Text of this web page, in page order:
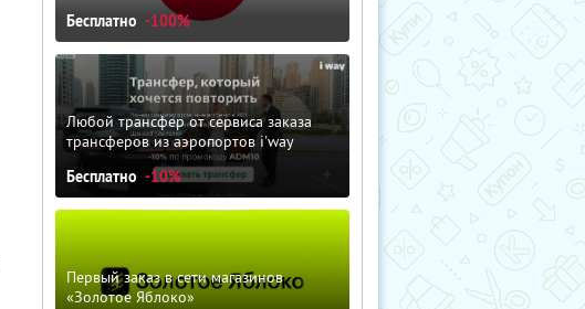
Бесплатно -100%
Любой трансфер от сервиса заказа
трансферов из аэропортов i'way
Бесплатно -10%
Первый заказ в сети магазинов
«Золотое Яблоко»